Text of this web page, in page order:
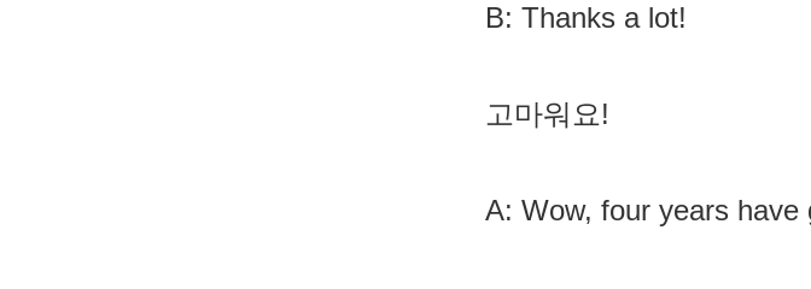
B: Thanks a lot!
고마워요!
A: Wow, four years have